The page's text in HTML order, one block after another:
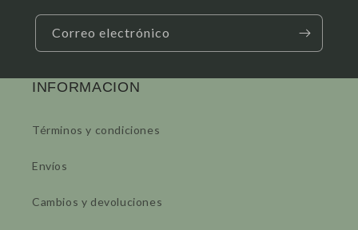
Correo electrónico
INFORMACION
Términos y condiciones
Envíos
Cambios y devoluciones